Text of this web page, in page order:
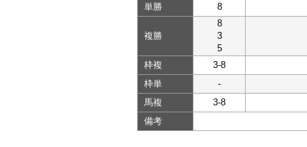
単勝 8
複勝
8
3
5
枠複
3-8
枠単
-
馬複
3-8
備考